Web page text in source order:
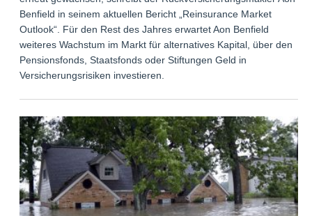
Benfield in seinem aktuellen Bericht „Reinsurance Market
Outlook“. Für den Rest des Jahres erwartet Aon Benfield
weiteres Wachstum im Markt für alternatives Kapital, über den
Pensionsfonds, Staatsfonds oder Stiftungen Geld in
Versicherungsrisiken investieren.